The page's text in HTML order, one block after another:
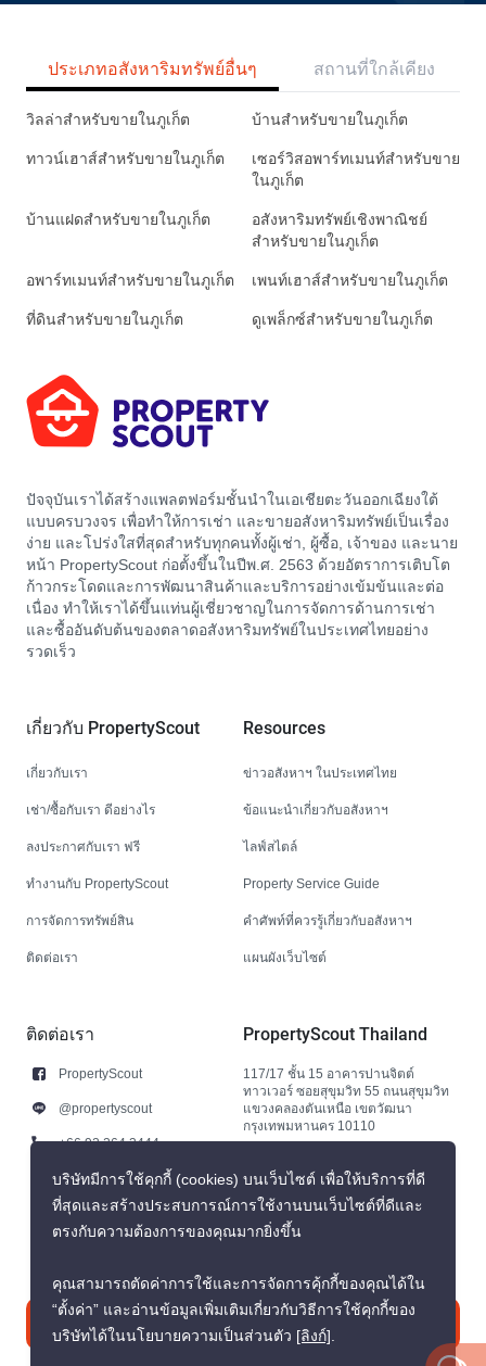
ประเภทอสังหาริมทรัพย์อื่นๆ สถานที่ใกล้เคียง
วิลล่าสำหรับขายในภูเก็ต บ้านสำหรับขายในภูเก็ต
ทาวน์เฮาส์สำหรับขายในภูเก็ต
เซอร์วิสอพาร์ทเมนท์สำหรับขาย
ในภูเก็ต
บ้านแฝดสำหรับขายในภูเก็ต
อสังหาริมทรัพย์เชิงพาณิชย์
สำหรับขายในภูเก็ต
อพาร์ทเมนท์สำหรับขายในภูเก็ต เพนท์เฮาส์สำหรับขายในภูเก็ต
ที่ดินสำหรับขายในภูเก็ต ดูเพล็กซ์สำหรับขายในภูเก็ต
ปัจจุบันเราได้สร้างแพลตฟอร์มชั้นนำในเอเชียตะวันออกเฉียงใต้
แบบครบวงจร เพื่อทำให้การเช่า และขายอสังหาริมทรัพย์เป็นเรื่อง
ง่าย และโปร่งใสที่สุดสำหรับทุกคนทั้งผู้เช่า, ผู้ซื้อ, เจ้าของ และนาย
หน้า PropertyScout ก่อตั้งขึ้นในปีพ.ศ. 2563 ด้วยอัตราการเติบโต
ก้าวกระโดดและการพัฒนาสินค้าและบริการอย่างเข้มข้นและต่อ
เนื่อง ทำให้เราได้ขึ้นแท่นผู้เชี่ยวชาญในการจัดการด้านการเช่า
และซื้ออันดับต้นของตลาดอสังหาริมทรัพย์ในประเทศไทยอย่าง
รวดเร็ว
เกี่ยวกับ PropertyScout
เกี่ยวกับเรา
เช่า/ซื้อกับเรา ดีอย่างไร
ลงประกาศกับเรา ฟรี
ทำงานกับ PropertyScout
การจัดการทรัพย์สิน
ติดต่อเรา
Resources
ข่าวอสังหาฯ ในประเทศไทย
ข้อแนะนำเกี่ยวกับอสังหาฯ
ไลฟ์สไตล์
Property Service Guide
คำศัพท์ที่ควรรู้เกี่ยวกับอสังหาฯ
แผนผังเว็บไซต์
ติดต่อเรา
PropertyScout
@propertyscout
+66 92 264 3444
+66 92 264 3444
contact@propertyscout.co.th
PropertyScout Thailand
117/17 ชั้น 15 อาคารปานจิตต์
ทาวเวอร์ ซอยสุขุมวิท 55 ถนนสุขุมวิท
แขวงคลองตันเหนือ เขตวัฒนา
กรุงเทพมหานคร 10110
ติดต่อเรา
บริษัทมีการใช้คุกกี้ (cookies) บนเว็บไซต์ เพื่อให้บริการที่ดี
ที่สุดและสร้างประสบการณ์การใช้งานบนเว็บไซต์ที่ดีและ
ตรงกับความต้องการของคุณมากยิ่งขึ้น
คุณสามารถตัดค่าการใช้และการจัดการคุ้กกี้ของคุณได้ใน
“ตั้งค่า” และอ่านข้อมูลเพิ่มเติมเกี่ยวกับวิธีการใช้คุกกี้ของ
บริษัทได้ในนโยบายความเป็นส่วนตัว [ลิงก์].